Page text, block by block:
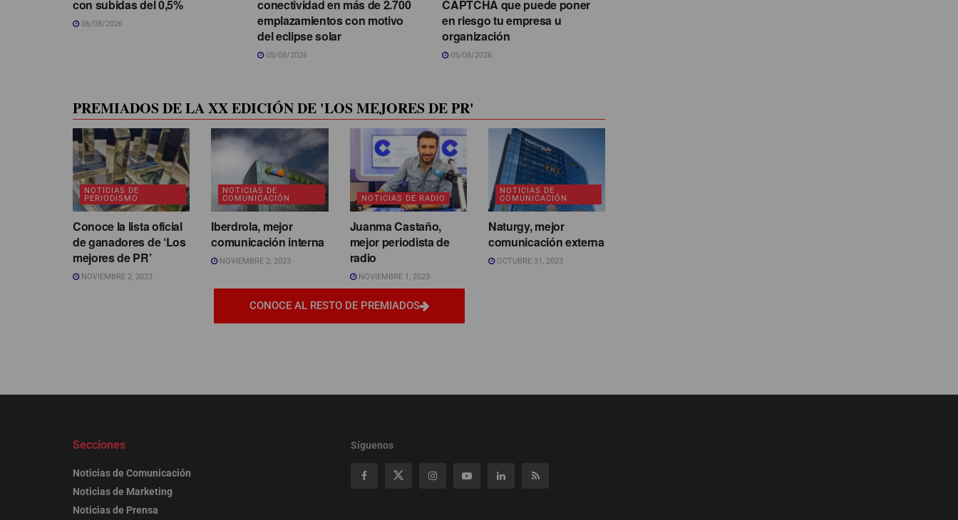
con subidas del 0,5%
06/08/2026
conectividad en más de 2.700
emplazamientos con motivo
del eclipse solar
05/08/2026
CAPTCHA que puede poner
en riesgo tu empresa u
organización
05/08/2026
PREMIADOS DE LA XX EDICIÓN DE 'LOS MEJORES DE PR'
NOTICIAS DE
PERIODISMO
Conoce la lista oficial
de ganadores de ‘Los
mejores de PR’
NOVIEMBRE 2, 2023
NOTICIAS DE
COMUNICACIÓN
Iberdrola, mejor
comunicación interna
NOVIEMBRE 2, 2023
NOTICIAS DE RADIO
Juanma Castaño,
mejor periodista de
radio
NOVIEMBRE 1, 2023
NOTICIAS DE
COMUNICACIÓN
Naturgy, mejor
comunicación externa
OCTUBRE 31, 2023
CONOCE AL RESTO DE PREMIADOS
Secciones
Noticias de Comunicación
Noticias de Marketing
Noticias de Prensa
Síguenos